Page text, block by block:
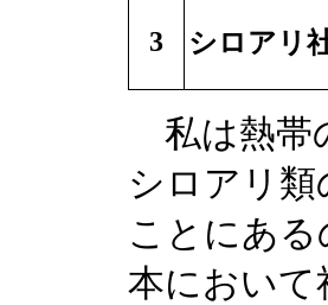
3 シロアリ
私は熱帯
シロアリ
ことにあ
本において